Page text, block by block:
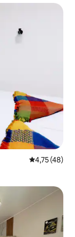
4,75 de uma
4,75 (48)